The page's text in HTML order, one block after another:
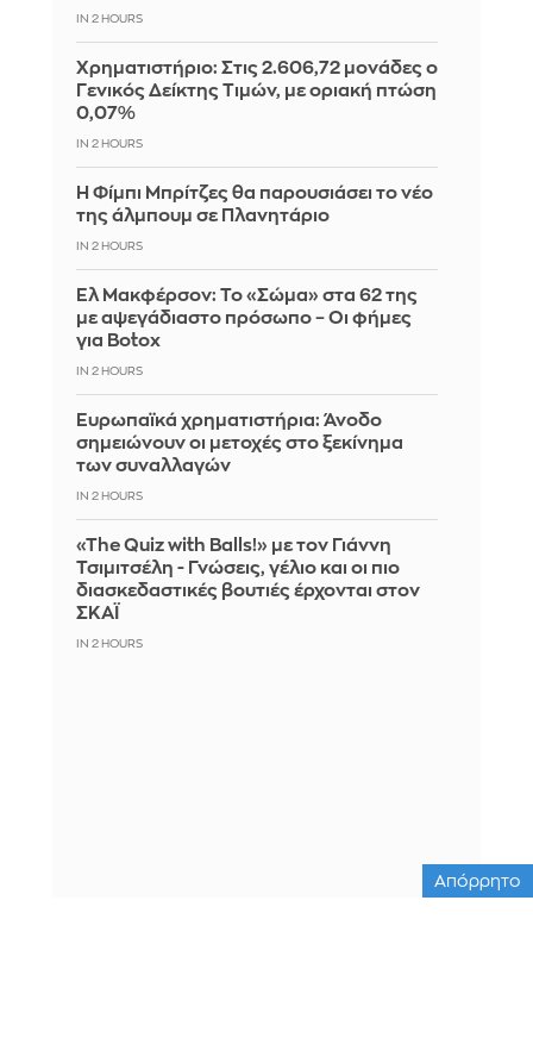
IN 2 HOURS
Χρηματιστήριο: Στις 2.606,72 μονάδες ο
Γενικός Δείκτης Τιμών, με οριακή πτώση
0,07%
IN 2 HOURS
Η Φίμπι Μπρίτζες θα παρουσιάσει το νέο
της άλμπουμ σε Πλανητάριο
IN 2 HOURS
Ελ Μακφέρσον: Το «Σώμα» στα 62 της
με αψεγάδιαστο πρόσωπο – Οι φήμες
για Botox
IN 2 HOURS
Ευρωπαϊκά χρηματιστήρια: Άνοδο
σημειώνουν οι μετοχές στο ξεκίνημα
των συναλλαγών
IN 2 HOURS
«The Quiz with Balls!» με τον Γιάννη
Τσιμιτσέλη - Γνώσεις, γέλιο και οι πιο
διασκεδαστικές βουτιές έρχονται στον
ΣΚΑΪ
IN 2 HOURS
Απόρρητο